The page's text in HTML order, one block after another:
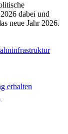
dabei und
neue Jahr 2026.
erhalten